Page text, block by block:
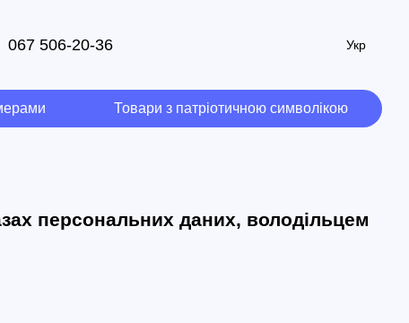
067 506-20-36 Укр
Товари з патріотичною символікою
персональних даних, володільцем